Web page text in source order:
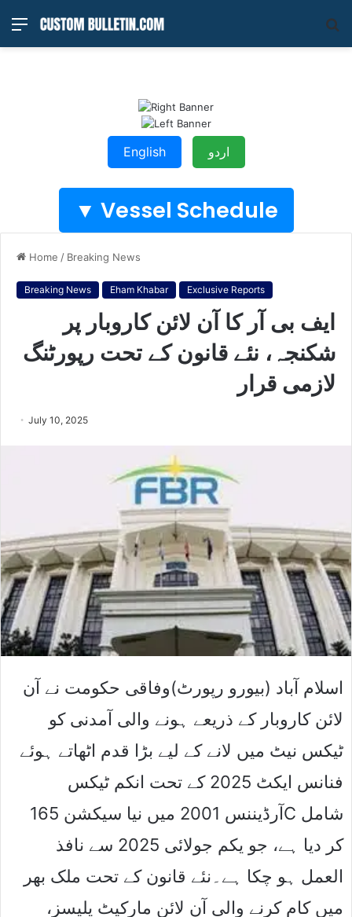
Menu
English اردو
Vessel Schedule ▼
Home / Breaking News
Breaking News Eham Khabar Exclusive Reports
ایف بی آر کا آن لائن کاروبار پر
شکنجہ، نئے قانون کے تحت رپورٹنگ
لازمی قرار
July 10, 2025
اسلام آباد (بیورو رپورٹ)وفاقی حکومت نے آن
لائن کاروبار کے ذریعے ہونے والی آمدنی کو
ٹیکس نیٹ میں لانے کے لیے بڑا قدم اٹھاتے ہوئے
فنانس ایکٹ 2025 کے تحت انکم ٹیکس
آرڈیننس 2001 میں نیا سیکشن 165C شامل
کر دیا ہے، جو یکم جولائی 2025 سے نافذ
العمل ہو چکا ہے۔نئے قانون کے تحت ملک بھر
میں کام کرنے والی آن لائن مارکیٹ پلیسز،